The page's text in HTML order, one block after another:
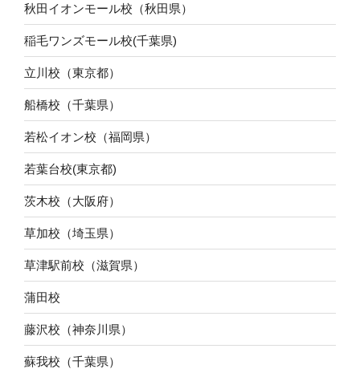
秋田イオンモール校（秋田県）
稲毛ワンズモール校(千葉県)
立川校（東京都）
船橋校（千葉県）
若松イオン校（福岡県）
若葉台校(東京都)
茨木校（大阪府）
草加校（埼玉県）
草津駅前校（滋賀県）
蒲田校
藤沢校（神奈川県）
蘇我校（千葉県）